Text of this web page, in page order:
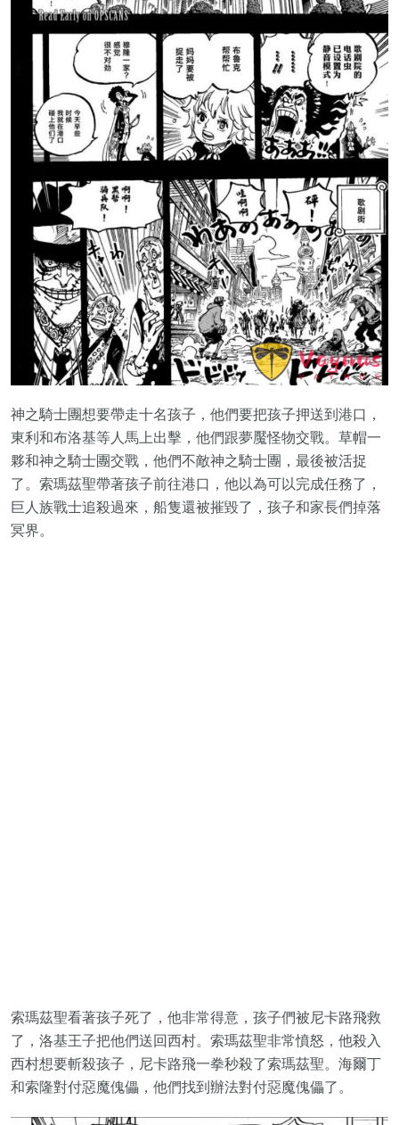
神之騎士團想要帶走十名孩子，他們要把孩子押送到港口，
東利和布洛基等人馬上出擊，他們跟夢魘怪物交戰。草帽一
夥和神之騎士團交戰，他們不敵神之騎士團，最後被活捉
了。索瑪茲聖帶著孩子前往港口，他以為可以完成任務了，
巨人族戰士追殺過來，船隻還被摧毀了，孩子和家長們掉落
冥界。
索瑪茲聖看著孩子死了，他非常得意，孩子們被尼卡路飛救
了，洛基王子把他們送回西村。索瑪茲聖非常憤怒，他殺入
西村想要斬殺孩子，尼卡路飛一拳秒殺了索瑪茲聖。海爾丁
和索隆對付惡魔傀儡，他們找到辦法對付惡魔傀儡了。